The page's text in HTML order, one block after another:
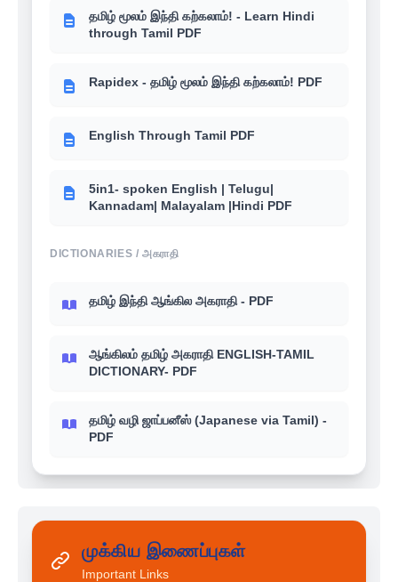
books இந்திய அரசியல் (Polity)
தமிழ் மூலம் இந்தி கற்கலாம்! - Learn Hindi
through Tamil PDF
Rapidex - தமிழ் மூலம் இந்தி கற்கலாம்! PDF
English Through Tamil PDF
5in1- spoken English | Telugu|
Kannadam| Malayalam |Hindi PDF
DICTIONARIES / அகராதி
தமிழ் இந்தி ஆங்கில அகராதி - PDF
ஆங்கிலம் தமிழ் அகராதி ENGLISH-TAMIL
DICTIONARY- PDF
தமிழ் வழி ஜாப்பனீஸ் (Japanese via Tamil) -
PDF
முக்கிய இணைப்புகள்
Important Links